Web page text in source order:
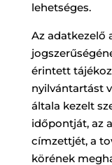
lehetséges.
Az adatkezelő
érintett
nyilvántartást
általa kezelt
időpontját, az
címzettjét, a
körének